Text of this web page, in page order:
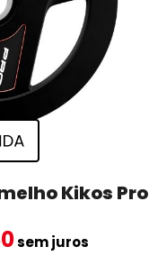
Kikos Pro
sem juros